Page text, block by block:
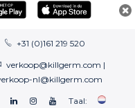
+31 (0)161 219 520
verkoop@killgerm.com |
nl@killgerm.com
Taal: